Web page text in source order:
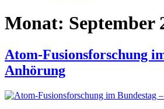
Monat: September
Atom-Fusionsforschung
Anhörung